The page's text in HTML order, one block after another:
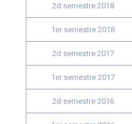
2d semestre 2018
1er semestre 2018
2d semestre 2017
1er semestre 2017
2d semestre 2016